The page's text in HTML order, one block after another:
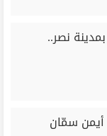
نصر..
أيمن سمّان